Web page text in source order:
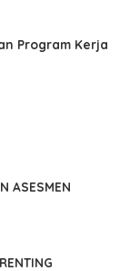
Program Kerja
ASESMEN